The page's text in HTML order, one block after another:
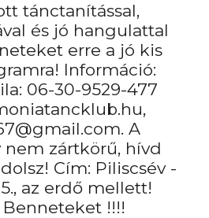
tánctanítással,
és jó hangulattal
erre a jó kis
Információ:
06-30-9529-477
A
nem zártkörű, hívd
Cím: Piliscsév -
az erdő mellett!
!!!!